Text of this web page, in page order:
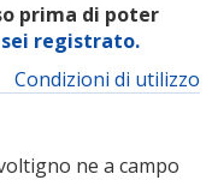
prima di poter
sei registrato.
Condizioni di utilizzo
ne a campo